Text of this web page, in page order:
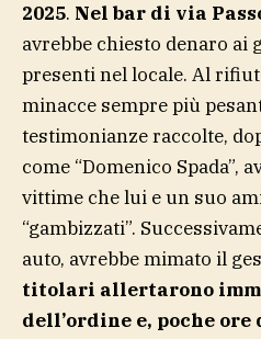
2025. Nel bar di via
avrebbe chiesto denaro ai
presenti nel locale. Al
minacce sempre più
testimonianze raccolte,
come “Domenico Spada”,
vittime che lui e un suo
“gambizzati”.
auto, avrebbe mimato il
titolari allertarono
dell’ordine e, poche ore